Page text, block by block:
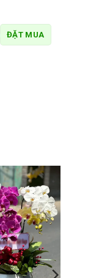
ĐẶT MUA